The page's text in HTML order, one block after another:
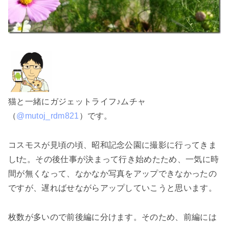
猫と一緒にガジェットライフ♪ムチャ
（@mutoj_rdm821 ）です。
コスモスが見頃の頃、昭和記念公園に撮影に行ってきま
しtた。その後仕事が決まって行き始めたため、一気に時
間が無くなって、なかなか写真をアップできなかったの
ですが、遅ればせながらアップしていこうと思います。
枚数が多いので前後編に分けます。そのため、前編には